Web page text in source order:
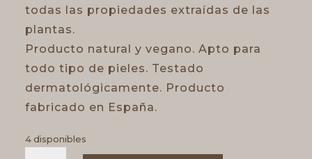
todas las propiedades extraídas de las
plantas.
Producto natural y vegano. Apto para
todo tipo de pieles. Testado
dermatológicamente. Producto
fabricado en España.
4 disponibles